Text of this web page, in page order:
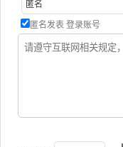
匿名发表 登录账号